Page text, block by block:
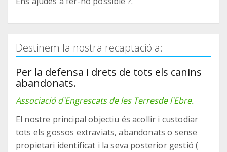
Destinem la nostra recaptació a:
Per la defensa i drets de tots els canins
abandonats.
Associació d`Engrescats de les Terresde l`Ebre.
El nostre principal objectiu és acollir i custodiar
tots els gossos extraviats, abandonats o sense
propietari identificat i la seva posterior gestió (